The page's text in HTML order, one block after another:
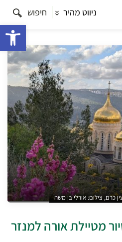
ניווט מהיר חיפוש סיורים בירושלים
ירושלים של
כרם, צילום: אורלי בן משה
מטיילת אורה למנזר